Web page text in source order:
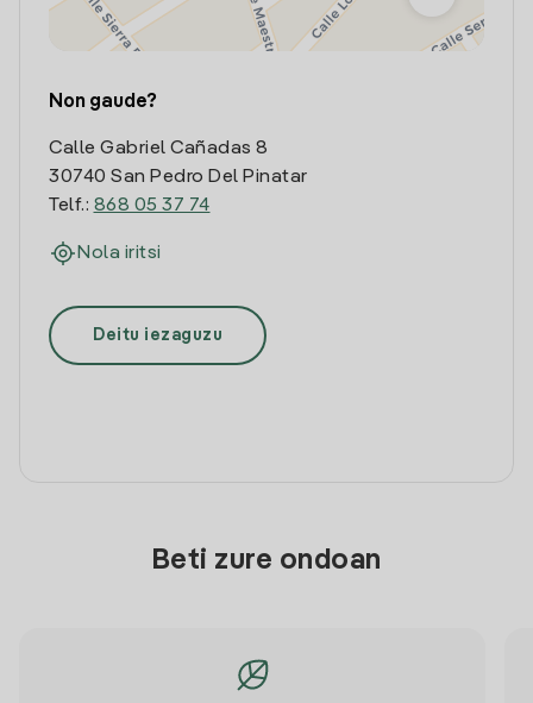
Non gaude?
Calle Gabriel Cañadas 8
30740 San Pedro Del Pinatar
Telf.: 868 05 37 74
Nola iritsi
Deitu iezaguzu
Beti zure ondoan